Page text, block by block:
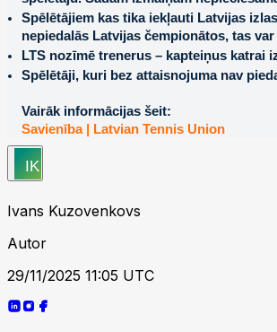
Spēlētājiem kas tika iekļauti Latvijas
nepiedalās Latvijas čempionātos, tas
LTS nozīmē trenerus – kapteiņus katrai
Spēlētāji, kuri bez attaisnojuma nav
Vairāk informācijas šeit:
Savienība | Latvian Tennis Union
Ivans Kuzovenkovs
Autor
29/11/2025 11:05 UTC